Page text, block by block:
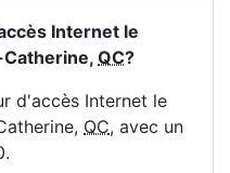
Internet le
QC?
d'accès Internet le
QC, avec un